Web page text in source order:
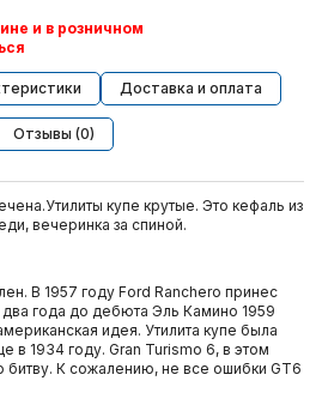
и в розничном
Доставка и оплата
Отзывы (0)
купе крутые. Это кефаль из
вечеринка за спиной.
В 1957 году Ford Ranchero принес
два года до дебюта Эль Камино 1959
идея. Утилита купе была
в 1934 году. Gran Turismo 6, в этом
К сожалению, не все ошибки GT6